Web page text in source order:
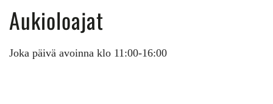
Aukioloajat
Joka päivä avoinna klo 11:00-16:00